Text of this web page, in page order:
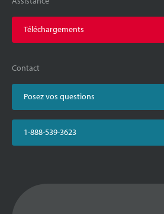
Téléchargements
Contact
Posez vos questions
1-888-539-3623